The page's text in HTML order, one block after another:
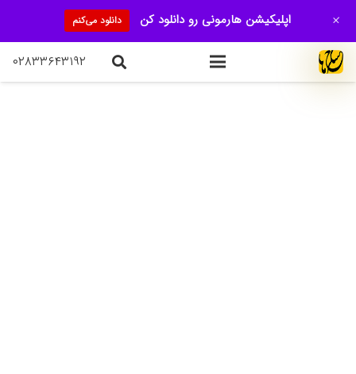
۰۲۸۳۳۶۴۳۱۹۲
اپلیکیشن هارمونی رو دانلود کن دانلود می‌کنم +